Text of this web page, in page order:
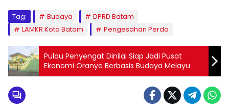
Tag: Budaya
DPRD Batam
LAMKR Kota Batam
Pengesahan Perda
Pulau Penyengat Dinilai Siap Jadi Pusat
Ekonomi Oranye Berbasis Budaya Melayu